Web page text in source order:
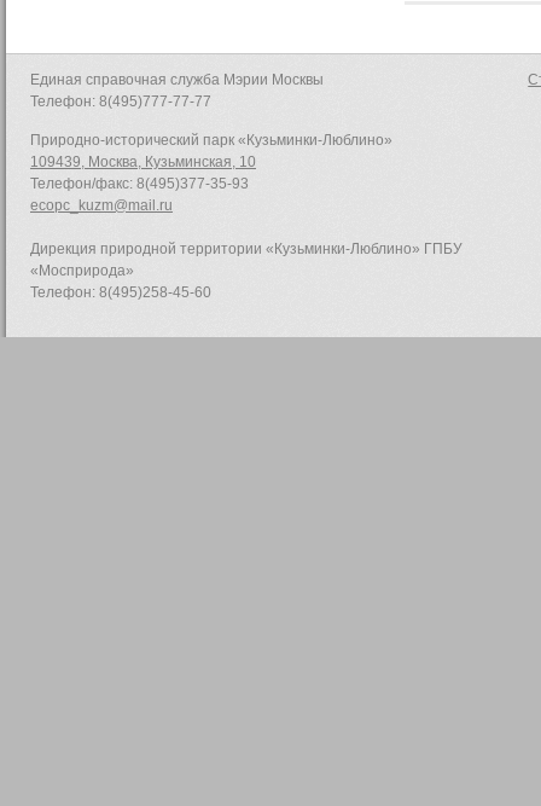
Единая справочная служба Мэрии Москвы
Телефон: 8(495)777-77-77
Природно-исторический парк «Кузьминки-Люблино»
109439, Москва, Кузьминская, 10
Телефон/факс: 8(495)377-35-93
ecopc_kuzm@mail.ru
Дирекция природной территории «Кузьминки-Люблино» ГПБУ
«Мосприрода»
Телефон: 8(495)258-45-60